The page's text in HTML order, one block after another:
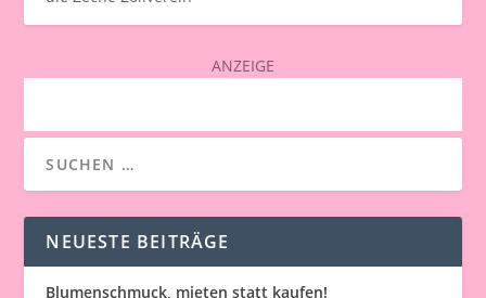
ANZEIGE
NEUESTE BEITRÄGE
Blumenschmuck, mieten statt kaufen!